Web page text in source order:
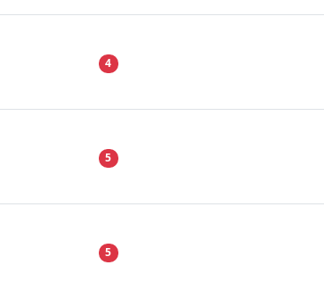
4
5
5